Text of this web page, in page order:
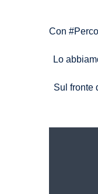
Con
Lo
Sul fronte